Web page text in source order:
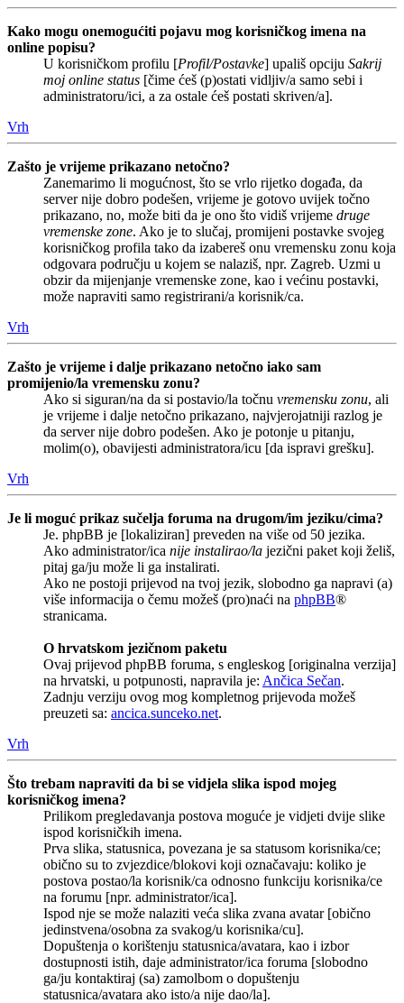
Kako mogu onemogućiti pojavu mog korisničkog imena na
online popisu?
U korisničkom profilu [Profil/Postavke] upališ opciju Sakrij
moj online status [čime ćeš (p)ostati vidljiv/a samo sebi i
administratoru/ici, a za ostale ćeš postati skriven/a].
Vrh
Zašto je vrijeme prikazano netočno?
Zanemarimo li mogućnost, što se vrlo rijetko događa, da
server nije dobro podešen, vrijeme je gotovo uvijek točno
prikazano, no, može biti da je ono što vidiš vrijeme druge
vremenske zone. Ako je to slučaj, promijeni postavke svojeg
korisničkog profila tako da izabereš onu vremensku zonu koja
odgovara području u kojem se nalaziš, npr. Zagreb. Uzmi u
obzir da mijenjanje vremenske zone, kao i većinu postavki,
može napraviti samo registrirani/a korisnik/ca.
Vrh
Zašto je vrijeme i dalje prikazano netočno iako sam
promijenio/la vremensku zonu?
Ako si siguran/na da si postavio/la točnu vremensku zonu, ali
je vrijeme i dalje netočno prikazano, najvjerojatniji razlog je
da server nije dobro podešen. Ako je potonje u pitanju,
molim(o), obavijesti administratora/icu [da ispravi grešku].
Vrh
Je li moguć prikaz sučelja foruma na drugom/im jeziku/cima?
Je. phpBB je [lokaliziran] preveden na više od 50 jezika.
Ako administrator/ica nije instalirao/la jezični paket koji želiš,
pitaj ga/ju može li ga instalirati.
Ako ne postoji prijevod na tvoj jezik, slobodno ga napravi (a)
više informacija o čemu možeš (pro)naći na phpBB®
stranicama.
O hrvatskom jezičnom paketu
Ovaj prijevod phpBB foruma, s engleskog [originalna verzija]
na hrvatski, u potpunosti, napravila je: Ančica Sečan.
Zadnju verziju ovog mog kompletnog prijevoda možeš
preuzeti sa: ancica.sunceko.net.
Vrh
Što trebam napraviti da bi se vidjela slika ispod mojeg
korisničkog imena?
Prilikom pregledavanja postova moguće je vidjeti dvije slike
ispod korisničkih imena.
Prva slika, statusnica, povezana je sa statusom korisnika/ce;
obično su to zvjezdice/blokovi koji označavaju: koliko je
postova postao/la korisnik/ca odnosno funkciju korisnika/ce
na forumu [npr. administrator/ica].
Ispod nje se može nalaziti veća slika zvana avatar [obično
jedinstvena/osobna za svakog/u korisnika/cu].
Dopuštenja o korištenju statusnica/avatara, kao i izbor
dostupnosti istih, daje administrator/ica foruma [slobodno
ga/ju kontaktiraj (sa) zamolbom o dopuštenju
statusnica/avatara ako isto/a nije dao/la].